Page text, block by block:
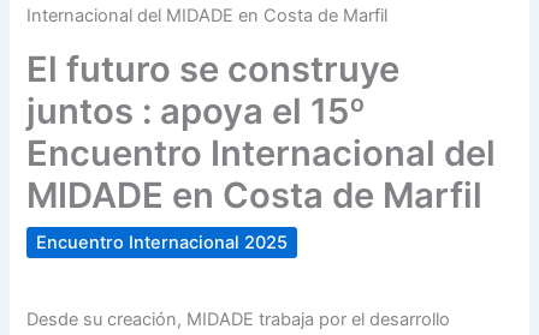
Internacional del MIDADE en Costa de Marfil
El futuro se construye
juntos : apoya el 15º
Encuentro Internacional del
MIDADE en Costa de Marfil
Encuentro Internacional 2025
Desde su creación, MIDADE trabaja por el desarrollo